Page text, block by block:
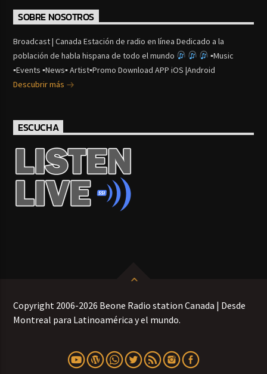
SOBRE NOSOTROS
Broadcast | Canada Estación de radio en línea Dedicado a la
población de habla hispana de todo el mundo
▪Music
▪Events ▪News▪ Artist▪Promo Download APP iOS |Android
Descubrir más
ESCUCHA
Copyright 2006-2026 Beone Radio station Canada | Desde
Montreal para Latinoamérica y el mundo.